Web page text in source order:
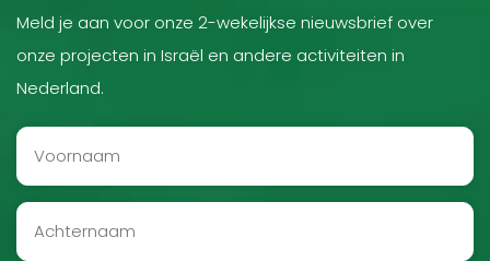
Meld je aan voor onze 2-wekelijkse nieuwsbrief over
onze projecten in Israël en andere activiteiten in
Nederland.